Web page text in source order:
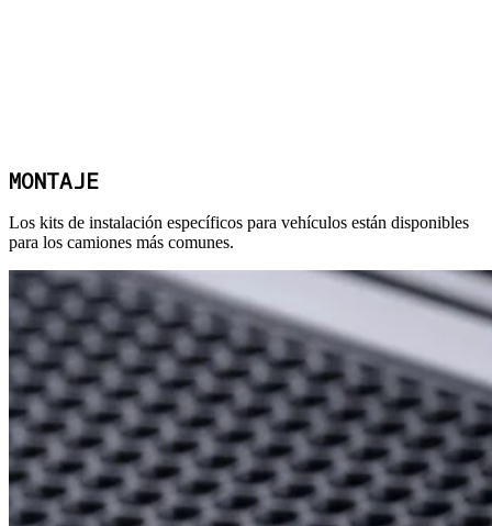
MONTAJE
Los kits de instalación específicos para vehículos están disponibles
para los camiones más comunes.